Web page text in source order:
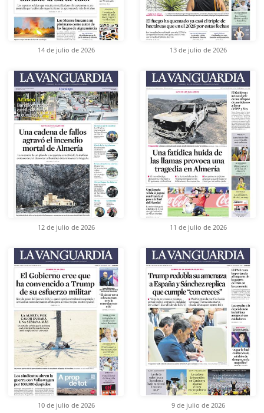
14 de julio de 2026 13 de julio de 2026
12 de julio de 2026 11 de julio de 2026
10 de julio de 2026 9 de julio de 2026